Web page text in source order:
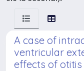
A case of
ventricular
effects of otitis